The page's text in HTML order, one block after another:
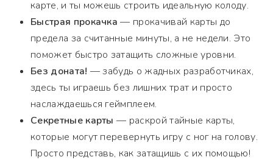
карте, и ты можешь строить идеальную колоду.
Быстрая прокачка — прокачивай карты до
предела за считанные минуты, а не недели. Это
поможет быстро затащить сложные уровни.
Без доната! — забудь о жадных разработчиках,
здесь ты играешь без лишних трат и просто
наслаждаешься геймплеем.
Секретные карты — раскрой тайные карты,
которые могут перевернуть игру с ног на голову.
Просто представь, как затащишь с их помощью!